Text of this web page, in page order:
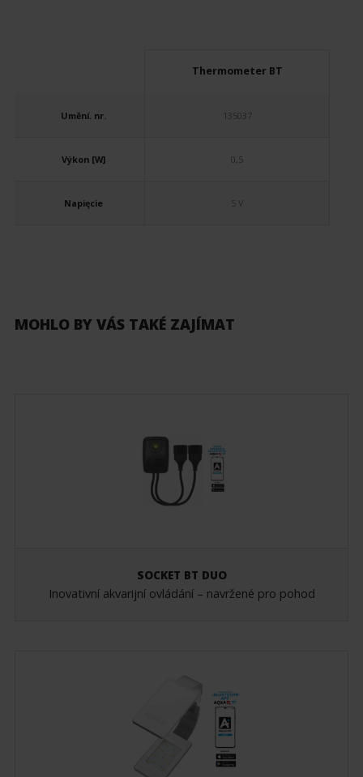
Umění. nr.
Výkon [W]
Napięcie
Thermometer BT
135037
0,5
5 V
MOHLO BY VÁS TAKÉ ZAJÍMAT
SOCKET BT DUO
Inovativní akvarijní ovládání – navržené pro pohod